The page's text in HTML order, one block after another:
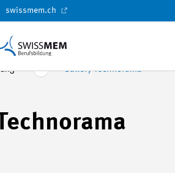
swissmem.ch
Gallery Technorama